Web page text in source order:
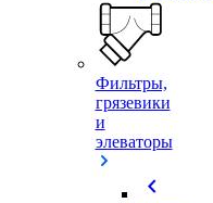
Фильтры,
грязевики
и
элеваторы
chevron_left